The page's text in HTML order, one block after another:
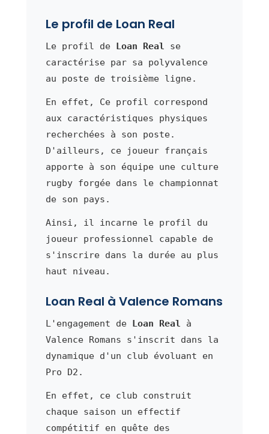
Le profil de Loan Real
Le profil de Loan Real se
caractérise par sa polyvalence
au poste de troisième ligne.
En effet, Ce profil correspond
aux caractéristiques physiques
recherchées à son poste.
D'ailleurs, ce joueur français
apporte à son équipe une culture
rugby forgée dans le championnat
de son pays.
Ainsi, il incarne le profil du
joueur professionnel capable de
s'inscrire dans la durée au plus
haut niveau.
Loan Real à Valence Romans
L'engagement de Loan Real à
Valence Romans s'inscrit dans la
dynamique d'un club évoluant en
Pro D2.
En effet, ce club construit
chaque saison un effectif
compétitif en quête des